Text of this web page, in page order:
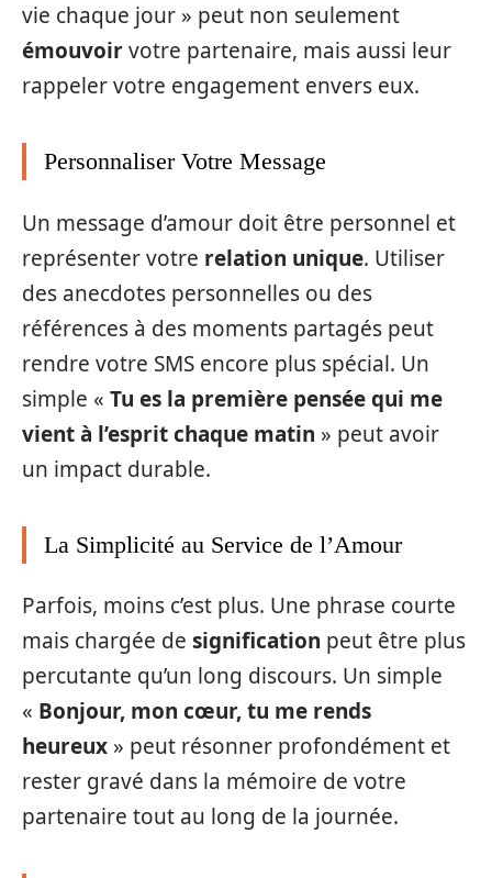
vie chaque jour » peut non seulement
émouvoirvotre partenaire, mais aussi leur
rappeler votre engagement envers eux.
Personnaliser Votre Message
Un message d’amour doit être personnel et
représenter votre relation unique. Utiliser
des anecdotes personnelles ou des
références à des moments partagés peut
rendre votre SMS encore plus spécial. Un
simple « Tu es la première pensée qui me
vient à l’esprit chaque matin » peut avoir
un impact durable.
La Simplicité au Service de l’Amour
Parfois, moins c’est plus. Une phrase courte
mais chargée de signification peut être plus
percutante qu’un long discours. Un simple
« Bonjour, mon cœur, tu me rends
heureux » peut résonner profondément et
rester gravé dans la mémoire de votre
partenaire tout au long de la journée.